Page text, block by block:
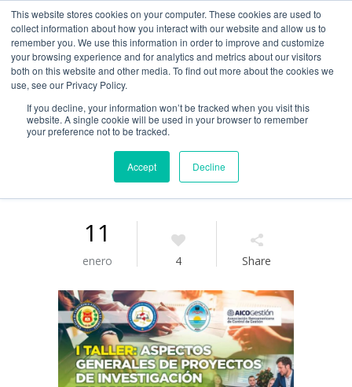
This website stores cookies on your computer. These cookies are used to
collect information about how you interact with our website and allow us to
remember you. We use this information in order to improve and customize
your browsing experience and for analytics and metrics about our visitors
both on this website and other media. To find out more about the cookies we
use, see our Privacy Policy.
If you decline, your information won’t be tracked when you visit this
website. A single cookie will be used in your browser to remember
your preference not to be tracked.
Accept Decline
Guía de uso
Acceso / Registro
11
enero 4 Share